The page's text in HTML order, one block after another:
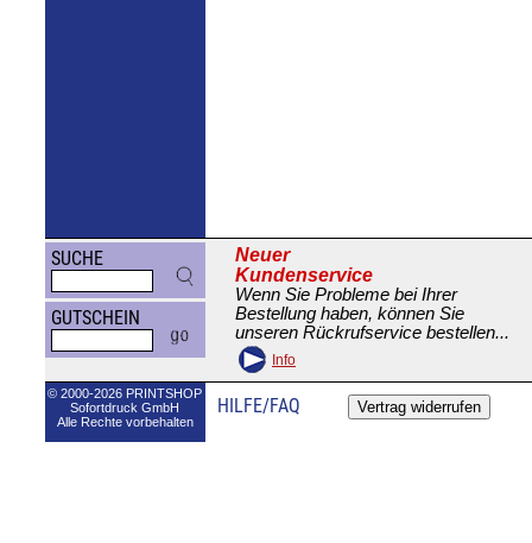
SUCHE
GUTSCHEIN
Neuer
Kundenservice
Wenn Sie Probleme bei Ihrer
Bestellung haben, können Sie
unseren Rückrufservice bestellen...
Info
© 2000-2026 PRINTSHOP
Sofortdruck GmbH
Alle Rechte vorbehalten
HILFE/FAQ